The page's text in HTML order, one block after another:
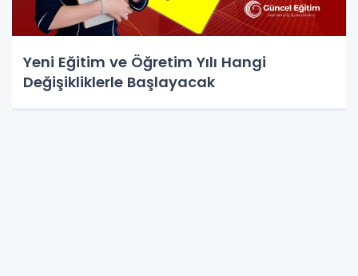
Yeni Eğitim ve Öğretim Yılı Hangi
Değişikliklerle Başlayacak